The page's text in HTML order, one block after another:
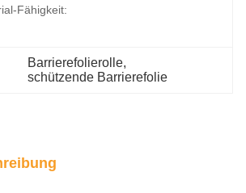
Fähigkeit:
Barrierefolierolle,
schützende Barrierefolie